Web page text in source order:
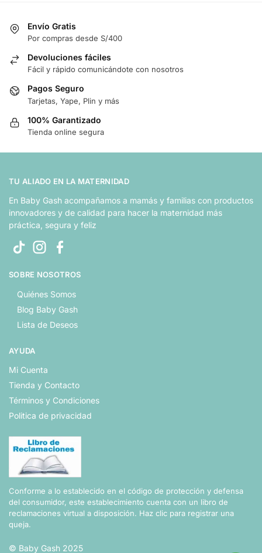
Envío Gratis
Por compras desde S/400
Devoluciones fáciles
Fácil y rápido comunicándote con nosotros
Pagos Seguro
Tarjetas, Yape, Plin y más
100% Garantizado
Tienda online segura
TU ALIADO EN LA MATERNIDAD
En Baby Gash acompañamos a mamás y familias con productos
innovadores y de calidad para hacer la maternidad más
práctica, segura y feliz
SOBRE NOSOTROS
Quiénes Somos
Blog Baby Gash
Lista de Deseos
AYUDA
Mi Cuenta
Tienda y Contacto
Términos y Condiciones
Politica de privacidad
Conforme a lo establecido en el código de protección y defensa
del consumidor, este establecimiento cuenta con un libro de
reclamaciones virtual a disposición. Haz clic para registrar una
queja.
© Baby Gash 2025